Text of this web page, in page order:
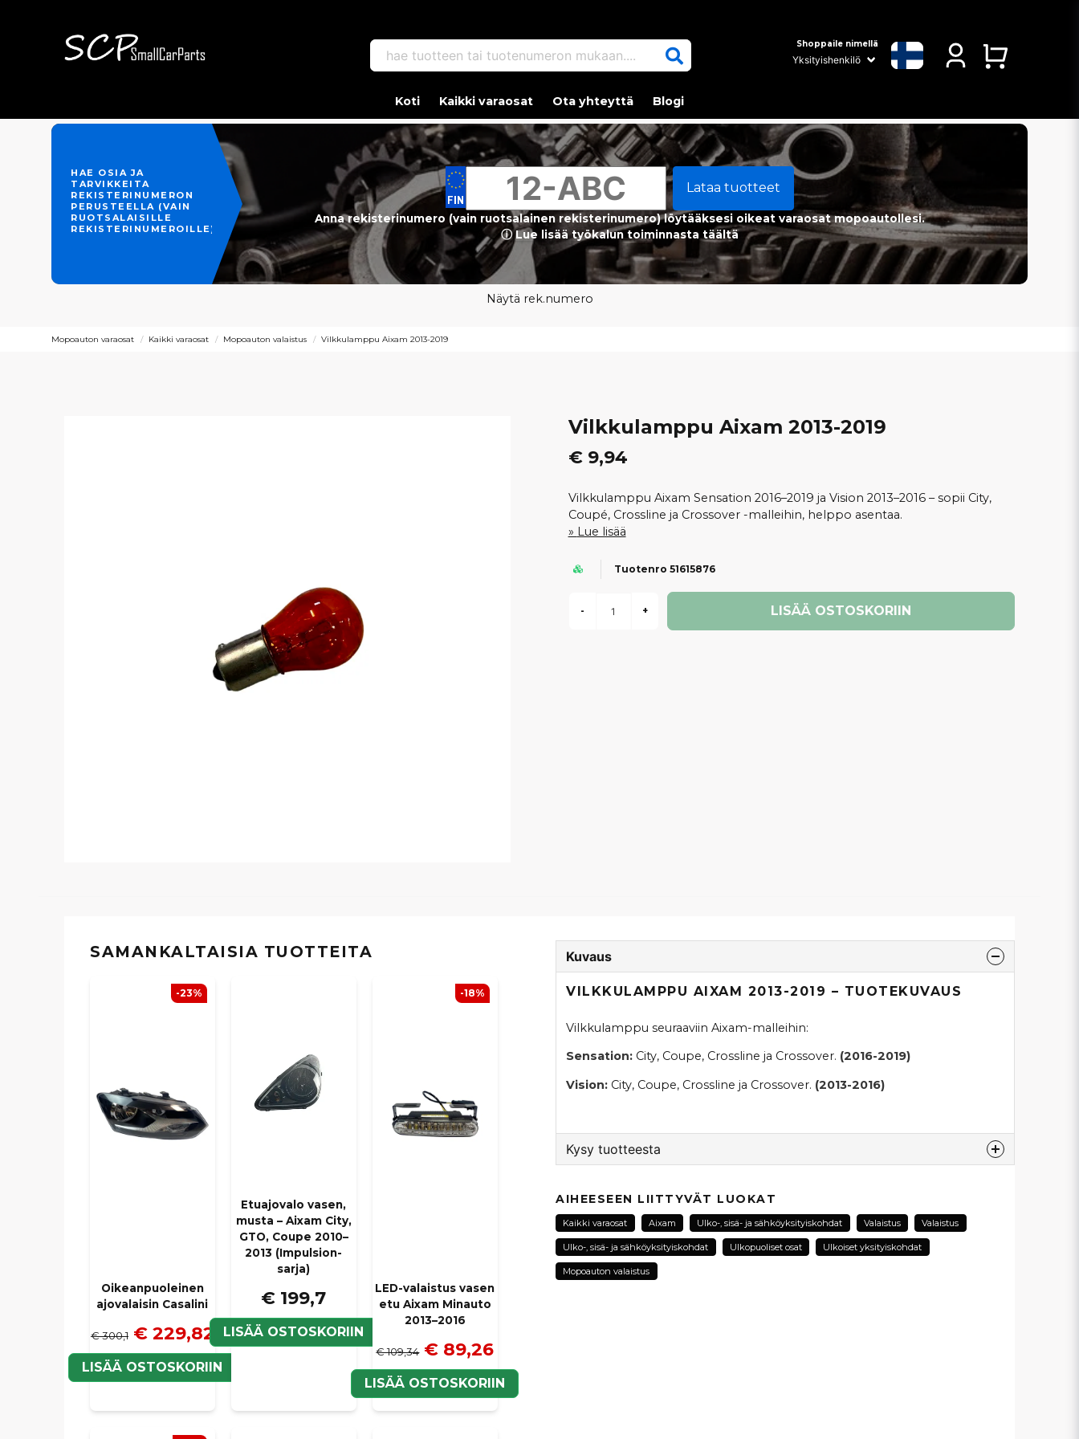
hae tuotteen tai tuotenumeron mukaan.... Shoppaile nimellä
Koti Kaikki varaosat Ota yhteyttä Blogi
HAE OSIA JA
TARVIKKEITA
REKISTERINUMERON
PERUSTEELLA (VAIN
RUOTSALAISILLE
REKISTERINUMEROILLE)
Lataa tuotteet
Anna rekisterinumero (vain ruotsalainen rekisterinumero) löytääksesi oikeat varaosat mopoautollesi.
ⓘ Lue lisää työkalun toiminnasta täältä
Näytä rek.numero
Mopoauton varaosat Kaikki varaosat Mopoauton valaistus Vilkkulamppu Aixam 2013-2019
Vilkkulamppu Aixam 2013-2019
€ 9,94
Vilkkulamppu Aixam Sensation 2016–2019 ja Vision 2013–2016 – sopii City,
Coupé, Crossline ja Crossover -malleihin, helppo asentaa.
Lue lisää
Tuotenro 51615876
- + LISÄÄ OSTOSKORIIN
SAMANKALTAISIA ​​TUOTTEITA
Oikeanpuoleinen
ajovalaisin Casalini
€ 300,1 € 229,82
LISÄÄ OSTOSKORIIN
-23%
Etuajovalo vasen,
musta – Aixam City,
GTO, Coupe 2010–
2013 (Impulsion-
sarja)
€ 199,7
LISÄÄ OSTOSKORIIN
LED-valaistus vasen
etu Aixam Minauto
2013–2016
€ 109,34 € 89,26
LISÄÄ OSTOSKORIIN
-18%
Kuvaus
VILKKULAMPPU AIXAM 2013-2019 – TUOTEKUVAUS
Vilkkulamppu seuraaviin Aixam-malleihin:
Sensation: City, Coupe, Crossline ja Crossover. (2016-2019)
Vision: City, Coupe, Crossline ja Crossover. (2013-2016)
Kysy tuotteesta
Kysy meiltä tästä tuotteesta...
name
Nimi
AIHEESEEN LIITTYVÄT LUOKAT
Kaikki varaosat Aixam Ulko-, sisä- ja sähköyksityiskohdat Valaistus Valaistus
Ulko-, sisä- ja sähköyksityiskohdat Ulkopuoliset osat Ulkoiset yksityiskohdat
Mopoauton valaistus